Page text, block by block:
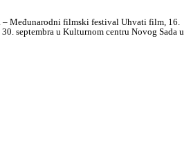
– Međunarodni filmski festival Uhvati film, 16.
septembra u Kulturnom centru Novog Sada u